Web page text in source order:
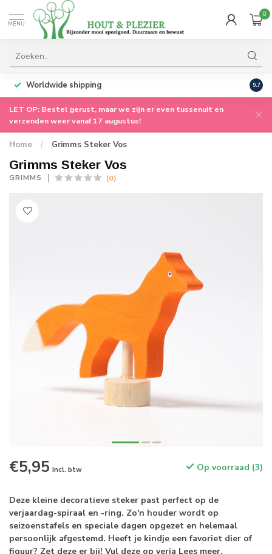
MENU
0
Worldwide shipping 9.7
LET OP: Bestel gerust, maar we zijn er even tussenuit en
verzenden weer vanaf 17 augustus!
Home / Grimms Steker Vos
Grimms Steker Vos
GRIMMS (0)
€5,95 Incl. btw Op voorraad (3)
Deze kleine decoratieve steker past perfect op de
verjaardag-spiraal en -ring. Zo'n houder wordt op
seizoenstafels en speciale dagen opgezet en helemaal
persoonlijk afgestemd. Heeft je kindje een favoriet dier of
figuur? Zet deze er bij! Vul deze op verja Lees meer.